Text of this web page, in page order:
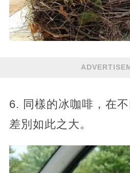
6. 同樣的冰咖啡，在
差別如此之大。